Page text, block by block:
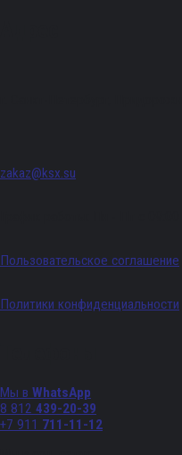
zakaz@ksx.su
Пользовательское соглашение
Политики конфиденциальности
Мы в WhatsApp
8 812 439-20-39
+7 911 711-11-12